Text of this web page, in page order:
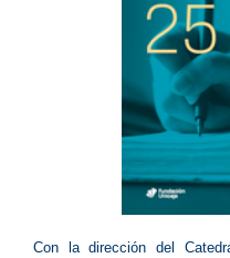
Con la dirección del